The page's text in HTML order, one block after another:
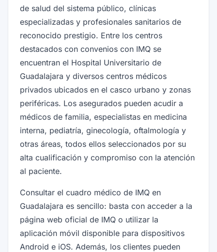
de salud del sistema público, clínicas
especializadas y profesionales sanitarios de
reconocido prestigio. Entre los centros
destacados con convenios con IMQ se
encuentran el Hospital Universitario de
Guadalajara y diversos centros médicos
privados ubicados en el casco urbano y zonas
periféricas. Los asegurados pueden acudir a
médicos de familia, especialistas en medicina
interna, pediatría, ginecología, oftalmología y
otras áreas, todos ellos seleccionados por su
alta cualificación y compromiso con la atención
al paciente.
Consultar el cuadro médico de IMQ en
Guadalajara es sencillo: basta con acceder a la
página web oficial de IMQ o utilizar la
aplicación móvil disponible para dispositivos
Android e iOS. Además, los clientes pueden